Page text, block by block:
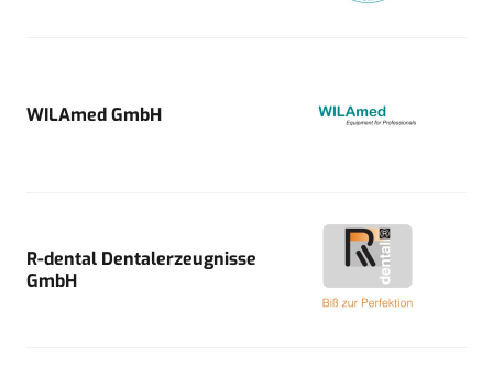
WILAmed GmbH
R-dental Dentalerzeugnisse
GmbH